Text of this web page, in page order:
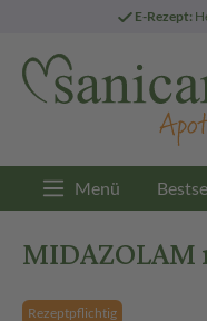
E-Rezept:
Menü
Rezeptpflichtig